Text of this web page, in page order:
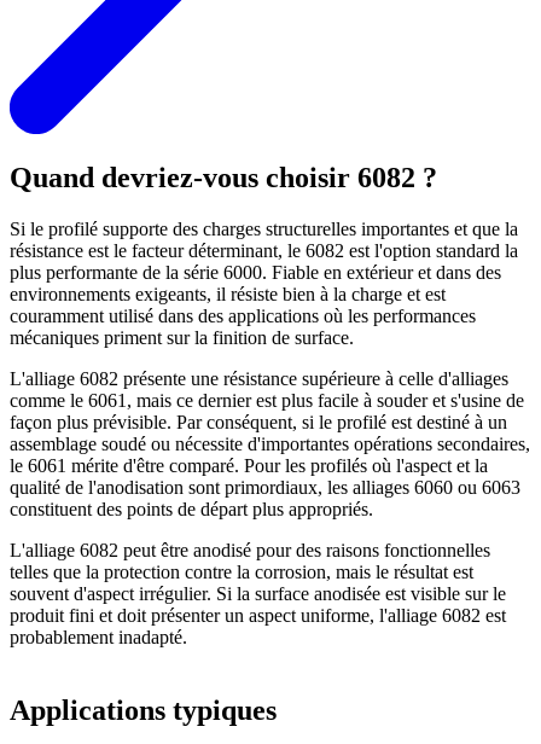
Quand devriez-vous choisir 6082 ?
Si le profilé supporte des charges structurelles importantes et que la
résistance est le facteur déterminant, le 6082 est l'option standard la
plus performante de la série 6000. Fiable en extérieur et dans des
environnements exigeants, il résiste bien à la charge et est
couramment utilisé dans des applications où les performances
mécaniques priment sur la finition de surface.
L'alliage 6082 présente une résistance supérieure à celle d'alliages
comme le 6061, mais ce dernier est plus facile à souder et s'usine de
façon plus prévisible. Par conséquent, si le profilé est destiné à un
assemblage soudé ou nécessite d'importantes opérations secondaires,
le 6061 mérite d'être comparé. Pour les profilés où l'aspect et la
qualité de l'anodisation sont primordiaux, les alliages 6060 ou 6063
constituent des points de départ plus appropriés.
L'alliage 6082 peut être anodisé pour des raisons fonctionnelles
telles que la protection contre la corrosion, mais le résultat est
souvent d'aspect irrégulier. Si la surface anodisée est visible sur le
produit fini et doit présenter un aspect uniforme, l'alliage 6082 est
probablement inadapté.
Applications typiques